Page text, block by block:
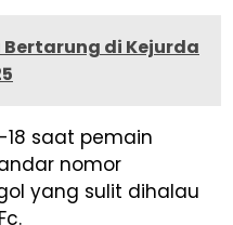
Bertarung di Kejurda
saat pemain
nomor
yang sulit dihalau